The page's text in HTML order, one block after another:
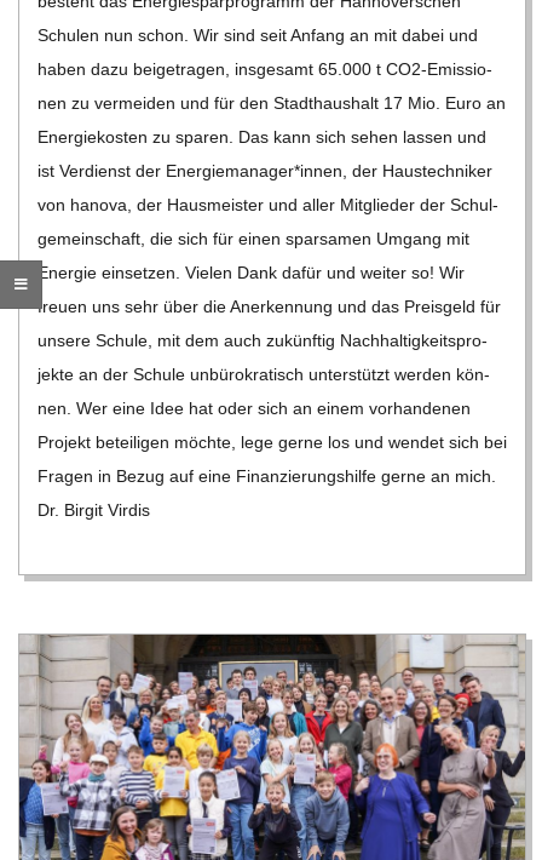
T
S
C
H
U
L
E
Schu­len nun schon. Wir sind seit Anfang an mit dabei und
haben dazu bei­getra­gen, ins­ge­samt 65.000 t CO2-Emis­­sio­­
nen zu ver­mei­den und für den Stadt­haus­halt 17 Mio. Euro an
Ener­gie­kos­ten zu spa­ren. Das kann sich sehen las­sen und
ist Ver­dienst der Energiemanager*innen, der Haus­tech­ni­ker
von hanova, der Haus­meis­ter und aller Mit­glie­der der Schul­
ge­mein­schaft, die sich für einen spar­sa­men Umgang mit
Ener­gie ein­set­zen. Vie­len Dank dafür und wei­ter so! Wir
freuen uns sehr über die Aner­ken­nung und das Preis­geld für
unsere Schule, mit dem auch zukünf­tig Nach­hal­tig­keits­pro­
jekte an der Schule unbü­ro­kra­tisch unter­stützt wer­den kön­
nen. Wer eine Idee hat oder sich an einem vor­han­de­nen
Pro­jekt betei­li­gen möchte, lege gerne los und wen­det sich bei
Fra­gen in Bezug auf eine Finan­zie­rungs­hilfe gerne an mich.
Dr. Bir­git Vir­dis